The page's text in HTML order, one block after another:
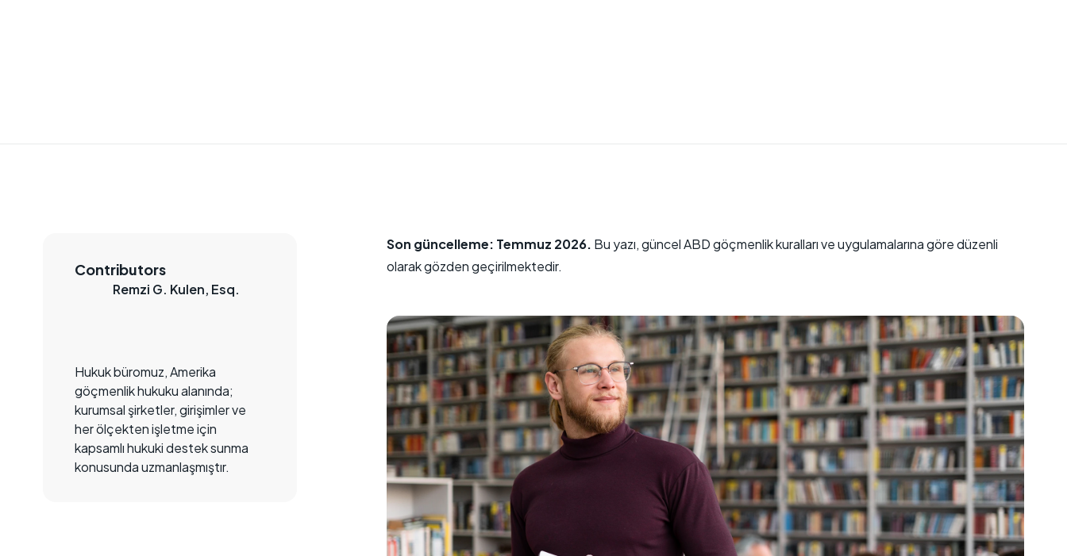
Contributors
Remzi G. Kulen, Esq.
Hukuk büromuz, Amerika
göçmenlik hukuku alanında;
kurumsal şirketler, girişimler ve
her ölçekten işletme için
kapsamlı hukuki destek sunma
konusunda uzmanlaşmıştır.
Son güncelleme: Temmuz 2026. Bu yazı, güncel ABD göçmenlik kuralları ve uygulamalarına göre düzenli
olarak gözden geçirilmektedir.